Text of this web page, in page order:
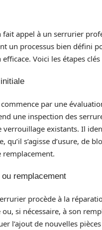
fait appel à un serrurier
un processus bien défini
Voici les étapes clés
par une
une inspection des
verrouillage existants. Il
qu’il s’agisse d’usure, de
remplacement.
remplacement
procède à la
si nécessaire, à son
l’ajout de nouvelles